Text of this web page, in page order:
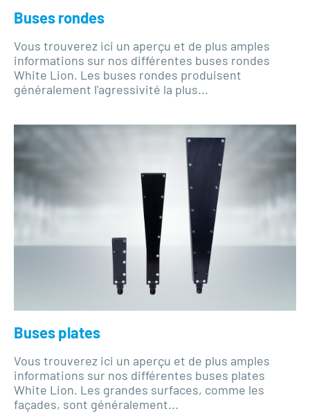
Buses rondes
Vous trouverez ici un aperçu et de plus amples
informations sur nos différentes buses rondes
White Lion. Les buses rondes produisent
généralement l'agressivité la plus...
Buses plates
Vous trouverez ici un aperçu et de plus amples
informations sur nos différentes buses plates
White Lion. Les grandes surfaces, comme les
façades, sont généralement...